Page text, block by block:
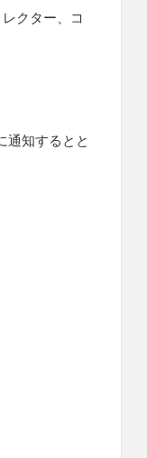
クター、コ
通知するとと